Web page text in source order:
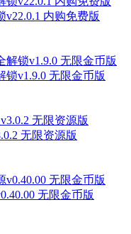
内购免费版
v1.9.0 无限金币版
无限资源版
无限金币版